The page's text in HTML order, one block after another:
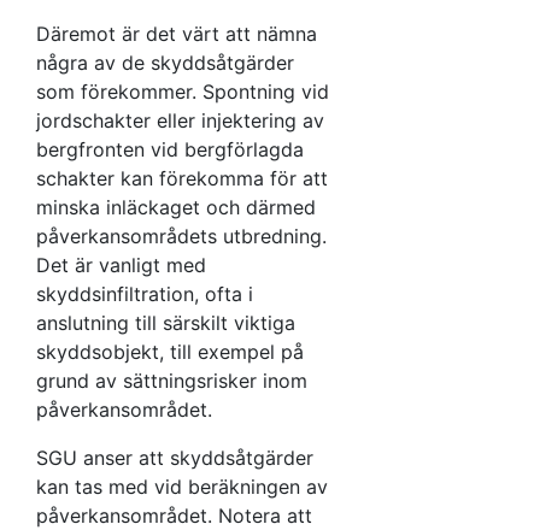
Däremot är det värt att nämna
några av de skyddsåtgärder
som förekommer. Spontning vid
jordschakter eller injektering av
bergfronten vid bergförlagda
schakter kan förekomma för att
minska inläckaget och därmed
påverkansområdets utbredning.
Det är vanligt med
skyddsinfiltration, ofta i
anslutning till särskilt viktiga
skyddsobjekt, till exempel på
grund av sättningsrisker inom
påverkansområdet.
SGU anser att skyddsåtgärder
kan tas med vid beräkningen av
påverkansområdet. Notera att